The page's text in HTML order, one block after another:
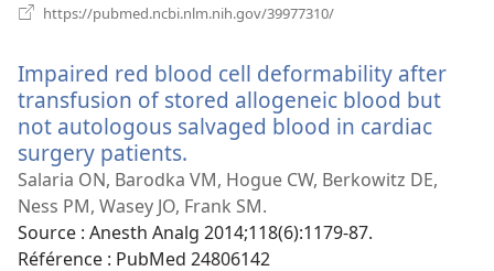
https://pubmed.ncbi.nlm.nih.gov/39977310/
fenêtre)
Impaired red blood cell deformability after
transfusion of stored allogeneic blood but
not autologous salvaged blood in cardiac
surgery patients.
une
nouvelle
fenêtre)
Salaria ON, Barodka VM, Hogue CW, Berkowitz DE,
Ness PM, Wasey JO, Frank SM.
Source ‎: Anesth Analg 2014;118(6):1179-87.
Référence ‎: PubMed 24806142